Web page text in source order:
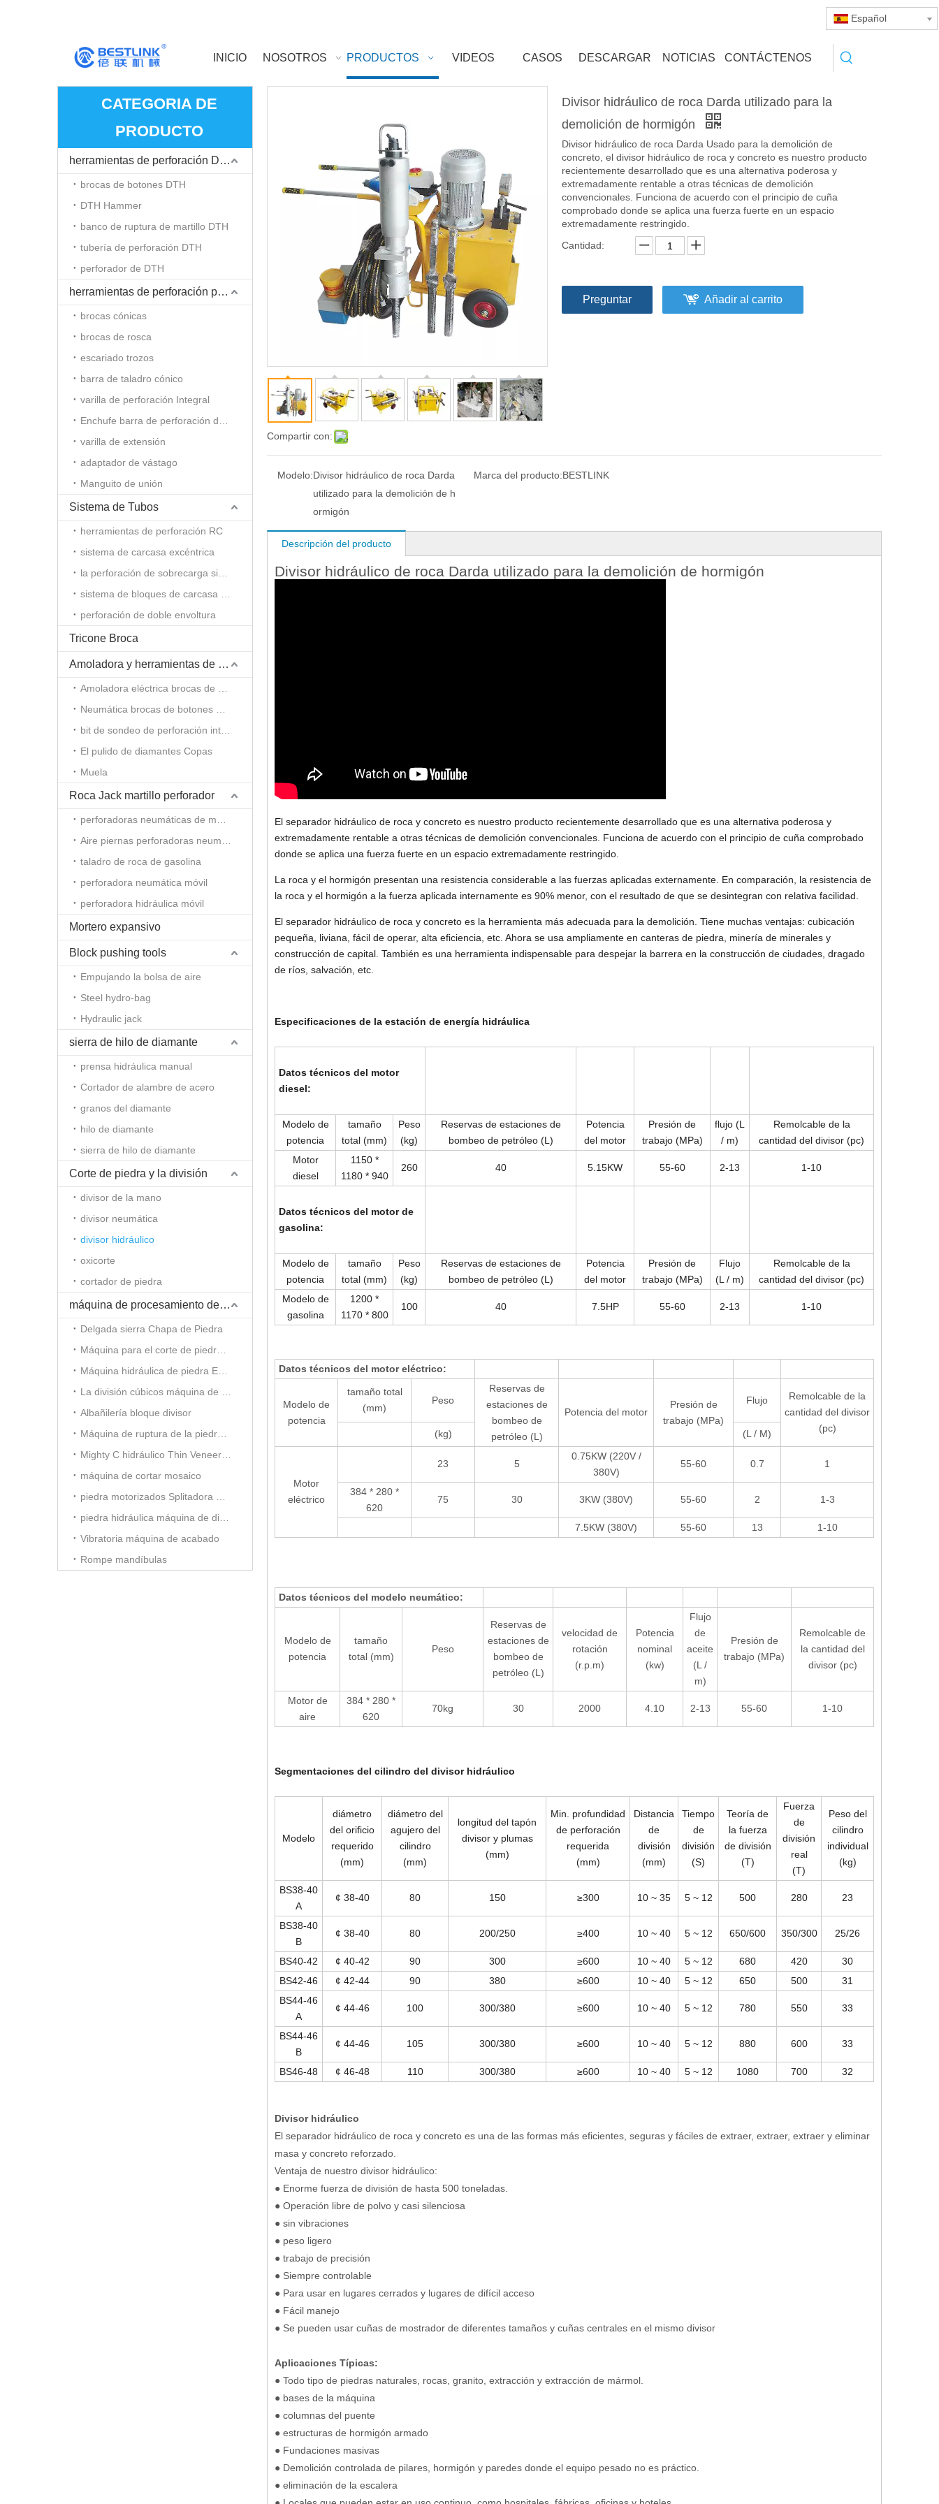
Español
INICIO NOSOTROS PRODUCTOS VIDEOS CASOS DESCARGAR NOTICIAS CONTÁCTENOS
CATEGORIA DE
PRODUCTO
herramientas de perforación DTH
brocas de botones DTH
DTH Hammer
banco de ruptura de martillo DTH
tubería de perforación DTH
perforador de DTH
herramientas de perforación para martillo Top
brocas cónicas
brocas de rosca
escariado trozos
barra de taladro cónico
varilla de perforación Integral
varilla de extensión
adaptador de vástago
Manguito de unión
Sistema de Tubos
herramientas de perforación RC
sistema de carcasa excéntrica
perforación de doble envoltura
Tricone Broca
Amoladora y herramientas de amolado
El pulido de diamantes Copas
Muela
Roca Jack martillo perforador
taladro de roca de gasolina
perforadora neumática móvil
perforadora hidráulica móvil
Mortero expansivo
Block pushing tools
Empujando la bolsa de aire
Steel hydro-bag
Hydraulic jack
sierra de hilo de diamante
prensa hidráulica manual
Cortador de alambre de acero
granos del diamante
hilo de diamante
sierra de hilo de diamante
Corte de piedra y la división
divisor de la mano
divisor neumática
divisor hidráulico
oxicorte
cortador de piedra
máquina de procesamiento de piedra
Delgada sierra Chapa de Piedra
Albañilería bloque divisor
máquina de cortar mosaico
Vibratoria máquina de acabado
Rompe mandíbulas
Compartir con:
Divisor hidráulico de roca Darda utilizado para la
demolición de hormigón
Divisor hidráulico de roca Darda Usado para la demolición de
concreto, el divisor hidráulico de roca y concreto es nuestro producto
recientemente desarrollado que es una alternativa poderosa y
extremadamente rentable a otras técnicas de demolición
convencionales. Funciona de acuerdo con el principio de cuña
comprobado donde se aplica una fuerza fuerte en un espacio
extremadamente restringido.
Cantidad:
Preguntar Añadir al carrito
Modelo:Divisor hidráulico de roca Darda
utilizado para la demolición de h
ormigón
Marca del producto:BESTLINK
Descripción del producto
Divisor hidráulico de roca Darda utilizado para la demolición de hormigón
El separador hidráulico de roca y concreto es nuestro producto recientemente desarrollado que es una alternativa poderosa y
extremadamente rentable a otras técnicas de demolición convencionales. Funciona de acuerdo con el principio de cuña comprobado
donde se aplica una fuerza fuerte en un espacio extremadamente restringido.
La roca y el hormigón presentan una resistencia considerable a las fuerzas aplicadas externamente. En comparación, la resistencia de
la roca y el hormigón a la fuerza aplicada internamente es 90% menor, con el resultado de que se desintegran con relativa facilidad.
El separador hidráulico de roca y concreto es la herramienta más adecuada para la demolición. Tiene muchas ventajas: cubicación
pequeña, liviana, fácil de operar, alta eficiencia, etc. Ahora se usa ampliamente en canteras de piedra, minería de minerales y
construcción de capital. También es una herramienta indispensable para despejar la barrera en la construcción de ciudades, dragado
de ríos, salvación, etc.
Especificaciones de la estación de energía hidráulica
Datos técnicos del motor
diesel:
Modelo de
potencia
tamaño
total (mm)
Peso
(kg)
Reservas de estaciones de
bombeo de petróleo (L)
Potencia
del motor
Presión de
trabajo (MPa)
flujo (L
/ m)
Remolcable de la
cantidad del divisor (pc)
Motor
diesel
1150 *
1180 * 940
260 40 5.15KW 55-60 2-13 1-10
Datos técnicos del motor de
gasolina:
Modelo de
potencia
tamaño
total (mm)
Peso
(kg)
Reservas de estaciones de
bombeo de petróleo (L)
Potencia
del motor
Presión de
trabajo (MPa)
Flujo
(L / m)
Remolcable de la
cantidad del divisor (pc)
Modelo de
gasolina
1200 *
1170 * 800
100 40 7.5HP 55-60 2-13 1-10
Datos técnicos del motor eléctrico:
Modelo de
potencia
tamaño total
(mm)
Peso
Reservas de
estaciones de
bombeo de
petróleo (L)
Potencia del motor
Presión de
trabajo (MPa)
Flujo
Remolcable de la
cantidad del divisor
(pc)
(kg) (L / M)
Motor
eléctrico
23 5
0.75KW (220V /
380V)
55-60 0.7 1
384 * 280 *
620
75 30 3KW (380V) 55-60 2 1-3
7.5KW (380V) 55-60 13 1-10
Datos técnicos del modelo neumático:
Modelo de
potencia
tamaño
total (mm)
Peso
Reservas de
estaciones de
bombeo de
petróleo (L)
velocidad de
rotación
(r.p.m)
Potencia
nominal
(kw)
Flujo
de
aceite
(L /
m)
Presión de
trabajo (MPa)
Remolcable de
la cantidad del
divisor (pc)
Motor de
aire
384 * 280 *
620
70kg 30 2000 4.10 2-13 55-60 1-10
Segmentaciones del cilindro del divisor hidráulico
Modelo
diámetro
del orificio
requerido
(mm)
diámetro del
agujero del
cilindro
(mm)
longitud del tapón
divisor y plumas
(mm)
Min. profundidad
de perforación
requerida
(mm)
Distancia
de
división
(mm)
Tiempo
de
división
(S)
Teoría de
la fuerza
de división
(T)
Fuerza
de
división
real
(T)
Peso del
cilindro
individual
(kg)
BS38-40
A
¢ 38-40 80 150 ≥300 10 ~ 35 5 ~ 12 500 280 23
BS38-40
B
¢ 38-40 80 200/250 ≥400 10 ~ 40 5 ~ 12 650/600 350/300 25/26
BS40-42 ¢ 40-42 90 300 ≥600 10 ~ 40 5 ~ 12 680 420
30
BS42-46
¢ 42-44 90 380 ≥600 10 ~ 40 5 ~ 12 650 500
31
BS44-46
A
¢ 44-46 100 300/380 ≥600 10 ~ 40 5 ~ 12 780 550 33
BS44-46
B
¢ 44-46 105 300/380 ≥600 10 ~ 40 5 ~ 12 880 600 33
BS46-48 ¢ 46-48 110 300/380 ≥600 10 ~ 40 5 ~ 12 1080 700 32
Divisor hidráulico
El separador hidráulico de roca y concreto es una de las formas más eficientes, seguras y fáciles de extraer, extraer, extraer y eliminar
masa y concreto reforzado.
Ventaja de nuestro divisor hidráulico:
● Enorme fuerza de división de hasta 500 toneladas.
● Operación libre de polvo y casi silenciosa
● sin vibraciones
● peso ligero
● trabajo de precisión
● Siempre controlable
● Para usar en lugares cerrados y lugares de difícil acceso
● Fácil manejo
● Se pueden usar cuñas de mostrador de diferentes tamaños y cuñas centrales en el mismo divisor
Aplicaciones Típicas:
● Todo tipo de piedras naturales, rocas, granito, extracción y extracción de mármol.
● bases de la máquina
● columnas del puente
● estructuras de hormigón armado
● Fundaciones masivas
● Demolición controlada de pilares, hormigón y paredes donde el equipo pesado no es práctico.
● eliminación de la escalera